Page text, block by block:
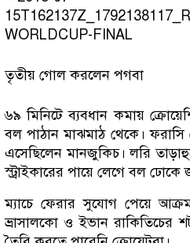
তৃতীয় গোল করলেন পগবা
৬৯ মিনিটে ব্যবধান কমায়
বল পাঠান মাঝমাঠ থেকে।
এসেছিলেন মানজুকিচ। লরি
স্ট্রাইকারের পায়ে লেগে বল ঢোকে
ম্যাচে ফেরার সুযোগ পেয়ে
ভ্রাসালকো ও ইভান